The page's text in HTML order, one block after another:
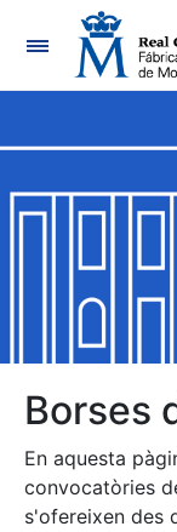
Mostra/Amaga
Mostra/Amaga
Mostra/
Mostra/Amaga
Borses
En aquesta
convocatòries
s'ofereixen des